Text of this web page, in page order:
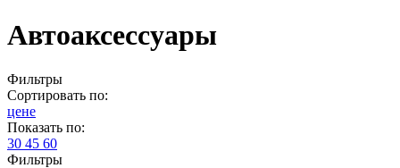
Автоаксессуары
Фильтры
Сортировать по:
цене
Показать по:
30 45 60
Фильтры